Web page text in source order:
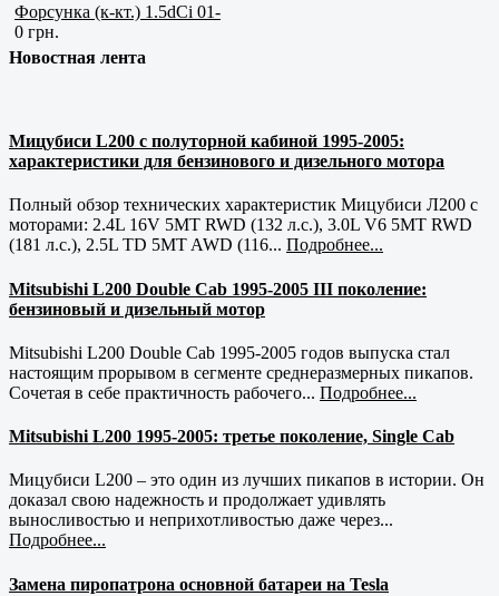
Форсунка (к-кт.) 1.5dCi 01-
0 грн.
Новостная лента
Мицубиси L200 с полуторной кабиной 1995-2005:
характеристики для бензинового и дизельного мотора
Полный обзор технических характеристик Мицубиси Л200 с
моторами: 2.4L 16V 5MT RWD (132 л.с.), 3.0L V6 5MT RWD
(181 л.с.), 2.5L TD 5MT AWD (116... Подробнее...
Mitsubishi L200 Double Cab 1995-2005 III поколение:
бензиновый и дизельный мотор
Mitsubishi L200 Double Cab 1995-2005 годов выпуска стал
настоящим прорывом в сегменте среднеразмерных пикапов.
Сочетая в себе практичность рабочего... Подробнее...
Mitsubishi L200 1995-2005: третье поколение, Single Cab
Мицубиси L200 – это один из лучших пикапов в истории. Он
доказал свою надежность и продолжает удивлять
выносливостью и неприхотливостью даже через...
Подробнее...
Замена пиропатрона основной батареи на Tesla